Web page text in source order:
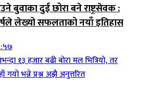
बुवाका दुई छोरा बने राष्ट्रसेवक :
लेख्यो सफलताको नयाँ इतिहास